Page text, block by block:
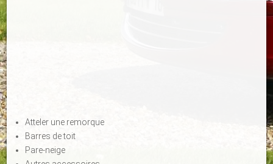
Atteler une remorque
Barres de toit
Pare-neige